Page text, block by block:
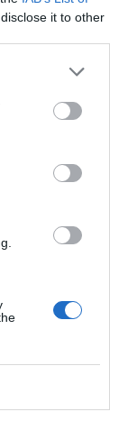
it to other
ανθούνε.